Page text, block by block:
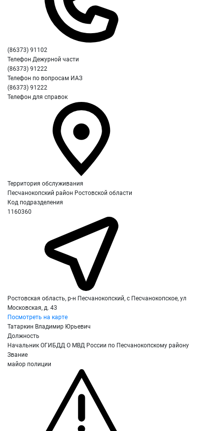
(86373) 91102
Телефон Дежурной части
(86373) 91222
Телефон по вопросам ИАЗ
(86373) 91222
Телефон для справок
Территория обслуживания
Песчанокопский район Ростовской области
Код подразделения
1160360
Ростовская область, р-н Песчанокопский, с Песчанокопское, ул
Московская, д. 43
Посмотреть на карте
Татаркин Владимир Юрьевич
Должность
Начальник ОГИБДД О МВД России по Песчанокопскому району
Звание
майор полиции